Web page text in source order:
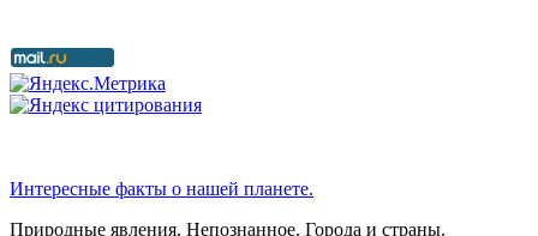
Интересные факты о нашей планете.
Природные явления. Непознанное. Города и страны.